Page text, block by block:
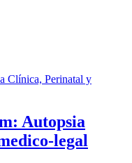
Autopsia
legal